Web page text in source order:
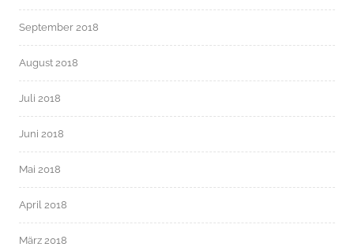
September 2018
August 2018
Juli 2018
Juni 2018
Mai 2018
April 2018
März 2018